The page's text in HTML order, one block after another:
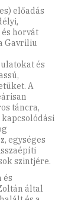
előadás
horvát
Gavriliu
és
A
táncra,
egységes
szintjére.
és
által